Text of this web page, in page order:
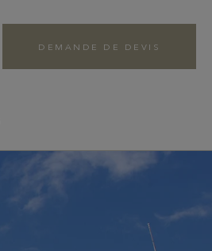
DEMANDE DE DEVIS